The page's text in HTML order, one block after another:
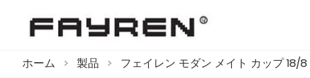
ホーム > 製品 > フェイレン モダン メイト カップ 18/